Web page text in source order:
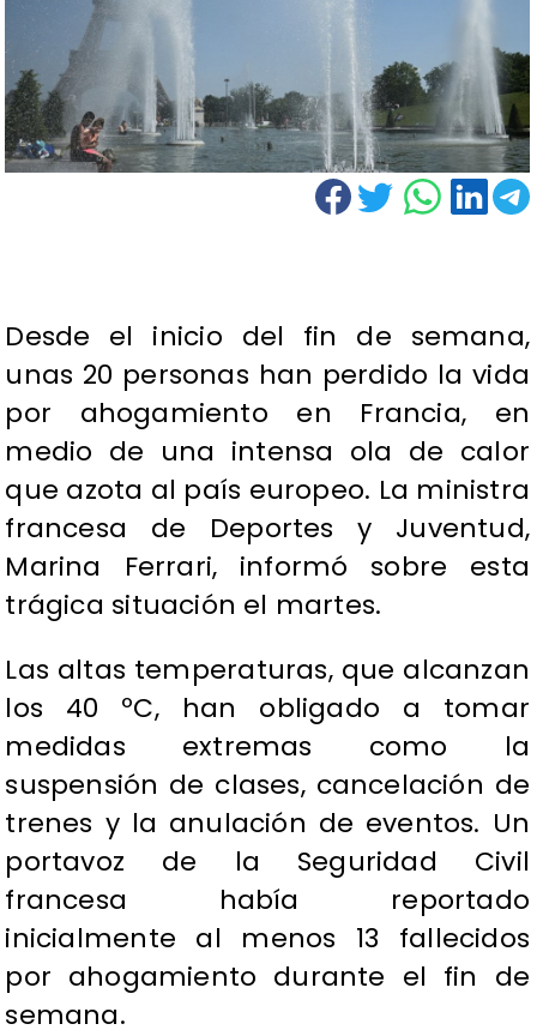
Desde el inicio del fin de semana,
unas 20 personas han perdido la vida
por ahogamiento en Francia, en
medio de una intensa ola de calor
que azota al país europeo. La ministra
francesa de Deportes y Juventud,
Marina Ferrari, informó sobre esta
trágica situación el martes.
Las altas temperaturas, que alcanzan
los 40 ºC, han obligado a tomar
medidas extremas como la
suspensión de clases, cancelación de
trenes y la anulación de eventos. Un
portavoz de la Seguridad Civil
francesa había reportado
inicialmente al menos 13 fallecidos
por ahogamiento durante el fin de
semana.